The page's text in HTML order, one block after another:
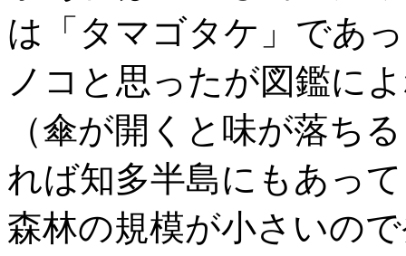
は「タマゴタケ」であ
ノコと思ったが図鑑に
（傘が開くと味が落ち
れば知多半島にもあっ
森林の規模が小さいの